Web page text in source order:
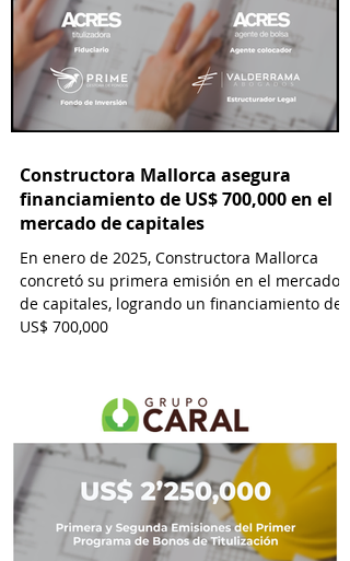
Constructora Mallorca asegura
financiamiento de US$ 700,000 en el
mercado de capitales
En enero de 2025, Constructora Mallorca
concretó su primera emisión en el mercado
de capitales, logrando un financiamiento de
US$ 700,000